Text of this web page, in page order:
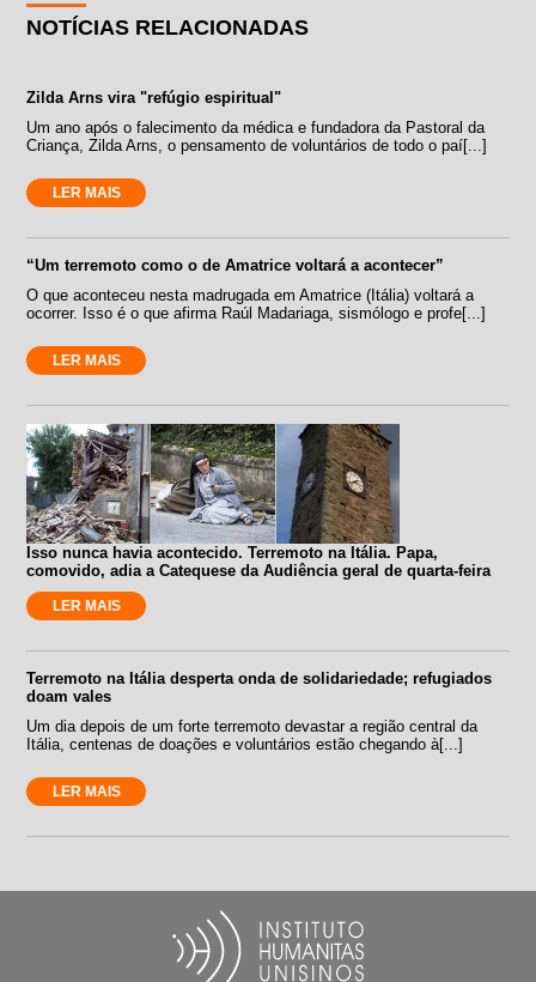
NOTÍCIAS RELACIONADAS
Zilda Arns vira "refúgio espiritual"
Um ano após o falecimento da médica e fundadora da Pastoral da
Criança, Zilda Arns, o pensamento de voluntários de todo o paí[...]
LER MAIS
“Um terremoto como o de Amatrice voltará a acontecer”
O que aconteceu nesta madrugada em Amatrice (Itália) voltará a
ocorrer. Isso é o que afirma Raúl Madariaga, sismólogo e profe[...]
LER MAIS
Isso nunca havia acontecido. Terremoto na Itália. Papa,
comovido, adia a Catequese da Audiência geral de quarta-feira
LER MAIS
Terremoto na Itália desperta onda de solidariedade; refugiados
doam vales
Um dia depois de um forte terremoto devastar a região central da
Itália, centenas de doações e voluntários estão chegando à[...]
LER MAIS